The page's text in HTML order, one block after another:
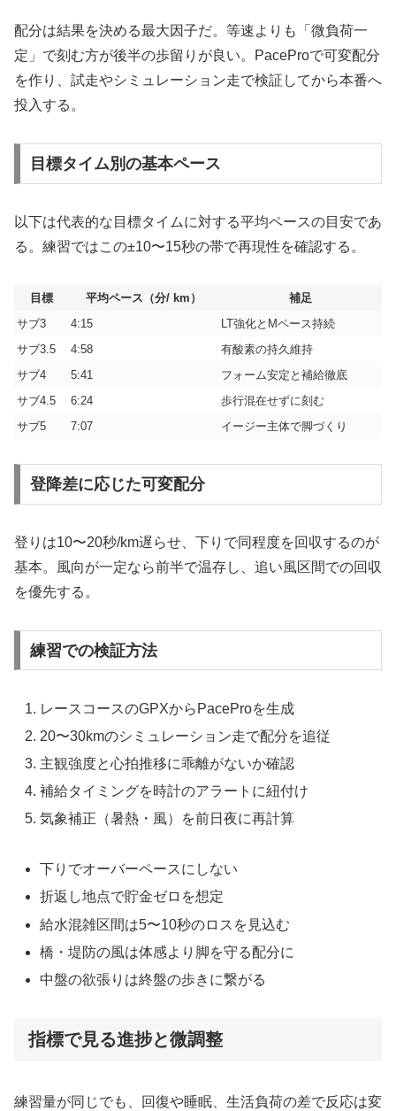
配分は結果を決める最大因子だ。等速よりも「微負荷一
定」で刻む方が後半の歩留りが良い。PaceProで可変配分
を作り、試走やシミュレーション走で検証してから本番へ
投入する。
目標タイム別の基本ペース
以下は代表的な目標タイムに対する平均ペースの目安であ
る。練習ではこの±10〜15秒の帯で再現性を確認する。
目標 平均ペース（分/ km）
補足
サブ3
4:15
LT強化とMペース持続
サブ3.5
4:58
有酸素の持久維持
サブ4
5:41
フォーム安定と補給徹底
サブ4.5
6:24
歩行混在せずに刻む
サブ5
7:07 イージー主体で脚づくり
登降差に応じた可変配分
登りは10〜20秒/km遅らせ、下りで同程度を回収するのが
基本。風向が一定なら前半で温存し、追い風区間での回収
を優先する。
練習での検証方法
レースコースのGPXからPaceProを生成
20〜30kmのシミュレーション走で配分を追従
主観強度と心拍推移に乖離がないか確認
補給タイミングを時計のアラートに紐付け
気象補正（暑熱・風）を前日夜に再計算
下りでオーバーペースにしない
折返し地点で貯金ゼロを想定
給水混雑区間は5〜10秒のロスを見込む
橋・堤防の風は体感より脚を守る配分に
中盤の欲張りは終盤の歩きに繋がる
指標で見る進捗と微調整
練習量が同じでも、回復や睡眠、生活負荷の差で反応は変